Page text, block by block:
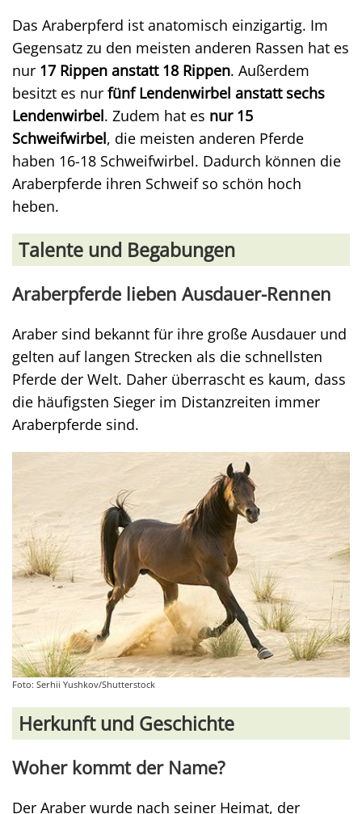
Das Araberpferd ist anatomisch einzigartig. Im
Gegensatz zu den meisten anderen Rassen hat es
nur 17 Rippen anstatt 18 Rippen. Außerdem
besitzt es nur fünf Lendenwirbel anstatt sechs
Lendenwirbel. Zudem hat es nur 15
Schweifwirbel, die meisten anderen Pferde
haben 16-18 Schweifwirbel. Dadurch können die
Araberpferde ihren Schweif so schön hoch
heben.
Talente und Begabungen
Araberpferde lieben Ausdauer-Rennen
Araber sind bekannt für ihre große Ausdauer und
gelten auf langen Strecken als die schnellsten
Pferde der Welt. Daher überrascht es kaum, dass
die häufigsten Sieger im Distanzreiten immer
Araberpferde sind.
Foto: Serhii Yushkov/Shutterstock
Herkunft und Geschichte
Woher kommt der Name?
Der Araber wurde nach seiner Heimat, der